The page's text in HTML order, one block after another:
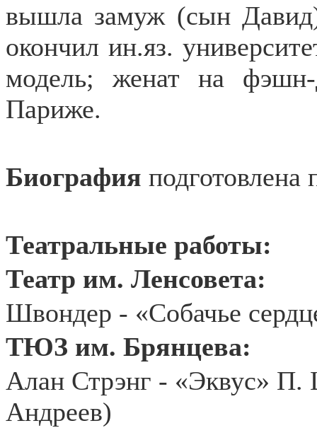
вышла замуж (сын
окончил ин.яз.
модель; женат на
Париже.
Биография
Театральные работы:
Театр им. Ленсовета:
Швондер - «Собачье
ТЮЗ им. Брянцева:
Алан Стрэнг - «Эквус»
Андреев)